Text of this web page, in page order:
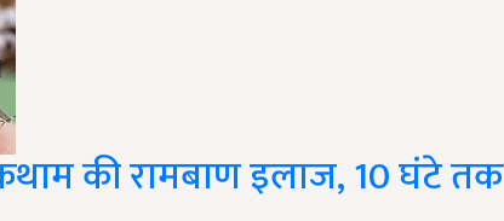
की रामबाण इलाज, 10 घंटे तक